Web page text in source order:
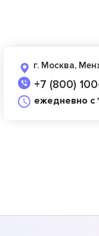
г. Москва,
+7 (800)
ежедневно с